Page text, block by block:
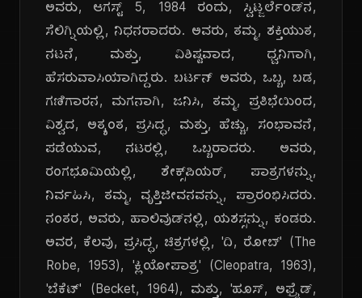
ಅವರು, ಆಗಸ್ಟ್ 5, 1984 ರಂದು, ಸ್ವಿಟ್ಜರ್ಲೆಂಡ್‌ನ,
ಸೆಲಿಗ್ನಿಯಲ್ಲಿ, ನಿಧನರಾದರು. ಅವರು, ತಮ್ಮ, ಶಕ್ತಿಯುತ,
ನಟನೆ, ಮತ್ತು, ವಿಶಿಷ್ಟವಾದ, ಧ್ವನಿಗಾಗಿ,
ಹೆಸರುವಾಸಿಯಾಗಿದ್ದರು. ಬರ್ಟನ್ ಅವರು, ಒಬ್ಬ, ಬಡ,
ಗಣಿಗಾರನ, ಮಗನಾಗಿ, ಜನಿಸಿ, ತಮ್ಮ, ಪ್ರತಿಭೆಯಿಂದ,
ವಿಶ್ವದ, ಅತ್ಯಂತ, ಪ್ರಸಿದ್ಧ, ಮತ್ತು, ಹೆಚ್ಚು, ಸಂಭಾವನೆ,
ಪಡೆಯುವ, ನಟರಲ್ಲಿ, ಒಬ್ಬರಾದರು. ಅವರು,
ರಂಗಭೂಮಿಯಲ್ಲಿ, ಶೇಕ್ಸ್‌ಪಿಯರ್, ಪಾತ್ರಗಳನ್ನು,
ನಿರ್ವಹಿಸಿ, ತಮ್ಮ, ವೃತ್ತಿಜೀವನವನ್ನು, ಪ್ರಾರಂಭಿಸಿದರು.
ನಂತರ, ಅವರು, ಹಾಲಿವುಡ್‌ನಲ್ಲಿ, ಯಶಸ್ಸನ್ನು, ಕಂಡರು.
ಅವರ, ಕೆಲವು, ಪ್ರಸಿದ್ಧ, ಚಿತ್ರಗಳಲ್ಲಿ, 'ದಿ, ರೋಬ್' (The
Robe, 1953), 'ಕ್ಲಿಯೋಪಾತ್ರ' (Cleopatra, 1963),
'ಬೆಕೆಟ್' (Becket, 1964), ಮತ್ತು, 'ಹೂಸ್, ಅಫ್ರೈಡ್,